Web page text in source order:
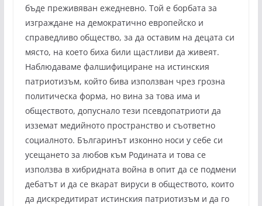
бъде преживяван ежедневно. Той е борбата за
изграждане на демократично европейско и
справедливо общество, за да оставим на децата си
място, на което биха били щастливи да живеят.
Наблюдаваме фалшифициране на истинския
патриотизъм, който бива използван чрез грозна
политическа форма, но вина за това има и
обществото, допуснало тези псевдопатриоти да
изземат медийното пространство и съответно
социалното. Българинът изконно носи у себе си
усещането за любов към Родината и това се
използва в хибридната война в опит да се подмени
дебатът и да се вкарат вируси в обществото, които
да дискредитират истинския патриотизъм и да го